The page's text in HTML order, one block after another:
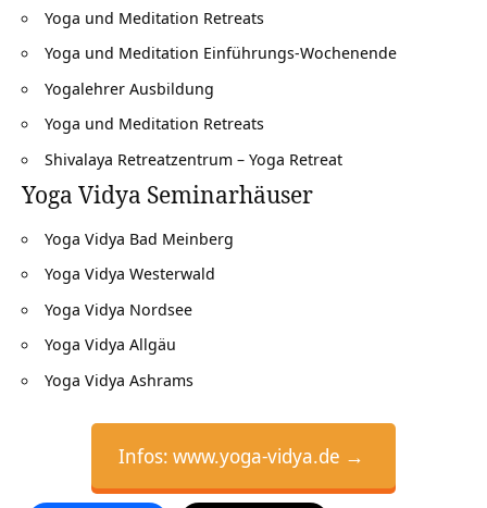
Yoga und Meditation Retreats
Yoga und Meditation Einführungs-Wochenende
Yogalehrer Ausbildung
Yoga und Meditation Retreats
Shivalaya Retreatzentrum – Yoga Retreat
Yoga Vidya Seminarhäuser
Yoga Vidya Bad Meinberg
Yoga Vidya Westerwald
Yoga Vidya Nordsee
Yoga Vidya Allgäu
Yoga Vidya Ashrams
Infos: www.yoga-vidya.de →